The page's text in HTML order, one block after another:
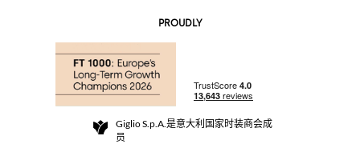
Community Store
退货与退款
For a safe shopping experience
PROUDLY
Giglio S.p.A.是意大利国家时装商会成
员